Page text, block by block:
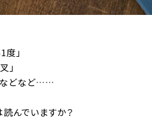
度」
」
などなど……
んでいますか？